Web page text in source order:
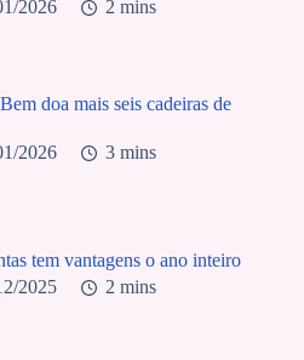
2026
2 mins
doa mais seis cadeiras de
2026
3 mins
tem vantagens o ano inteiro
2025
2 mins